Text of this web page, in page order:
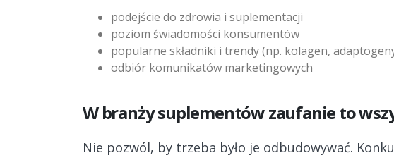
podejście do zdrowia i suplementacji
poziom świadomości konsumentów
popularne składniki i trendy (np. kolagen,
odbiór komunikatów marketingowych
W branży suplementów zaufanie to
Nie pozwól, by trzeba było je odbudowywać.